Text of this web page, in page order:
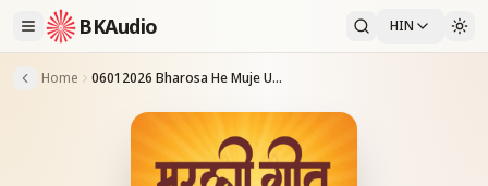
BKAudio HIN
Home 06012026 Bharosa He Muje Us Par